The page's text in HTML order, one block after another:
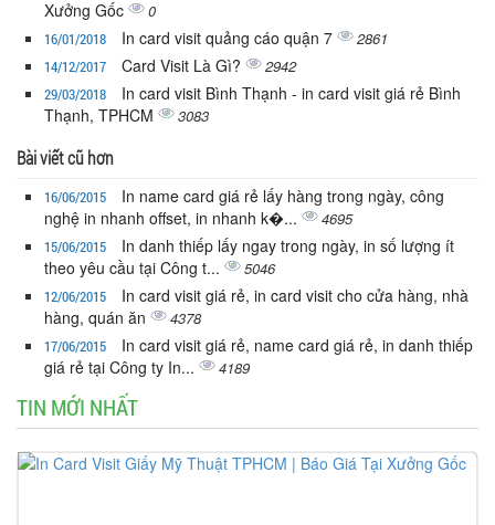
Xưởng Gốc 0
16/01/2018 In card visit quảng cáo quận 7 2861
14/12/2017 Card Visit Là Gì? 2942
29/03/2018
In card visit Bình Thạnh - in card visit giá rẻ Bình
Thạnh, TPHCM
3083
Bài viết cũ hơn
16/06/2015
In name card giá rẻ lấy hàng trong ngày, công
nghệ in nhanh offset, in nhanh k�...
4695
15/06/2015
In danh thiếp lấy ngay trong ngày, in số lượng ít
theo yêu cầu tại Công t...
5046
12/06/2015
In card visit giá rẻ, in card visit cho cửa hàng, nhà
hàng, quán ăn
4378
17/06/2015
In card visit giá rẻ, name card giá rẻ, in danh thiếp
giá rẻ tại Công ty In...
4189
TIN MỚI NHẤT